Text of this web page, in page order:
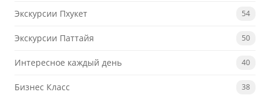
Экскурсии Пхукет 54
Экскурсии Паттайя 50
Интересное каждый день 40
Бизнес Класс 38